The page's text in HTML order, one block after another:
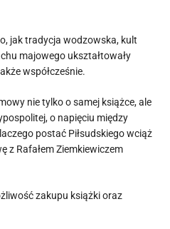
jak tradycja wodzowska, kult
majowego ukształtowały
współcześnie.
nie tylko o samej książce, ale
o napięciu między
postać Piłsudskiego wciąż
z Rafałem Ziemkiewiczem
zakupu książki oraz